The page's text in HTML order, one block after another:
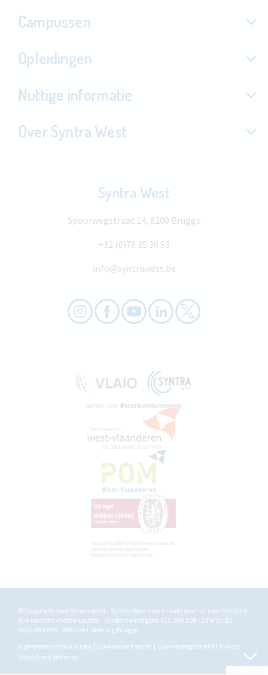
Campussen
Opleidingen
Nuttige informatie
Over Syntra West
Syntra West
Spoorwegstraat 14, 8200 Brugge
+32 (0)78 35 36 53
info@syntrawest.be
© Copyright door Syntra West - Syntra West vzw maakt deel uit van Syntrum
Alle rechten voorbehouden - Ondernemingsnr. 410.959.009 - BTW nr. BE
0410.959.009 - RPR Gent afdeling Brugge
Algemene voorwaarden
Cookievoorkeuren Examenreglement
Privacy
Subsidies
Sitemap